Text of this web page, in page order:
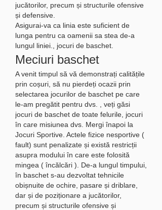
jucătorilor, precum și structurile ofensive
și defensive.
Asigurai-va ca linia este suficient de
lunga pentru ca oamenii sa stea de-a
lungul liniei., jocuri de baschet.
Meciuri baschet
A venit timpul să vă demonstrați calitățile
prin coșuri, să nu pierdeți ocazii prin
selectarea jocurilor de baschet pe care
le-am pregătit pentru dvs. , veți găsi
jocuri de baschet de toate felurile, jocuri
în care misiunea dvs. Mergi înapoi la
Jocuri Sportive. Actele fizice nesportive (
fault) sunt penalizate și există restricții
asupra modului în care este folosită
mingea ( încălcări ). De-a lungul timpului,
în baschet s-au dezvoltat tehnicile
obișnuite de ochire, pasare și driblare,
dar și de poziționare a jucătorilor,
precum și structurile ofensive și